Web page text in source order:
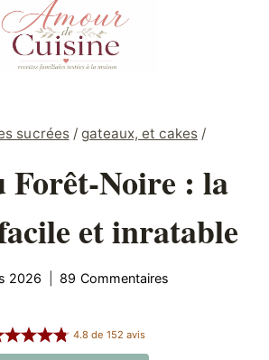
sucrées / gateaux, et cakes /
Forêt-Noire : la
et inratable
2026 89 Commentaires
4.8 de152 avis